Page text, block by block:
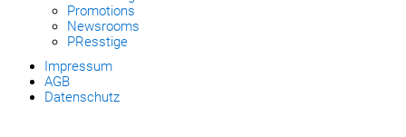
Promotions
Newsrooms
PResstige
Impressum
AGB
Datenschutz